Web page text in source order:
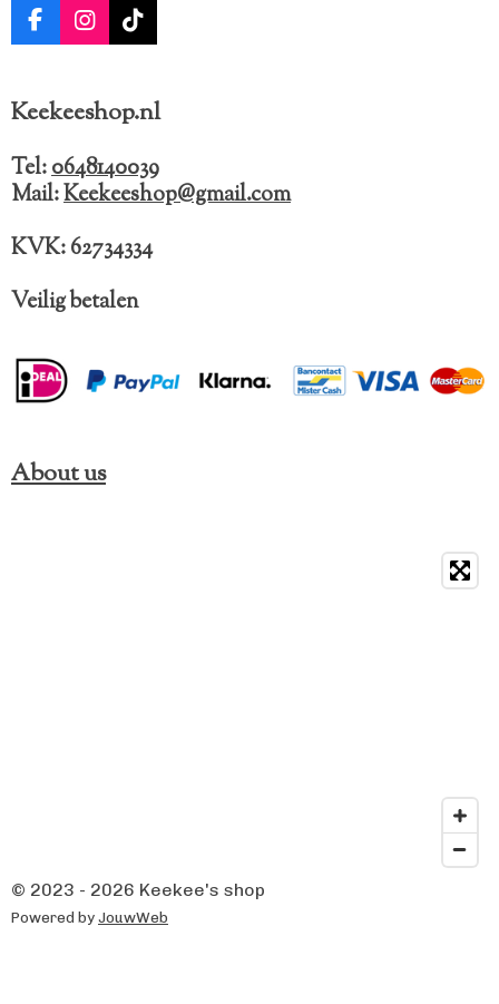
F
a
b
o
k
I
n
a
r
a
m
T
i
o
Keekeeshop.nl
Tel:0648140039
Mail:Keekeeshop@gmail.com
KVK: 62734334
Veilig betalen
About us
© 2023 - 2026 Keekee's shop
Powered byJouwWeb